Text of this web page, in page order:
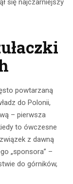
się najczarniejszy
powtarzaną
do Polonii,
– pierwsza
to ówczesne
z dawną
„sponsora” –
do górników,